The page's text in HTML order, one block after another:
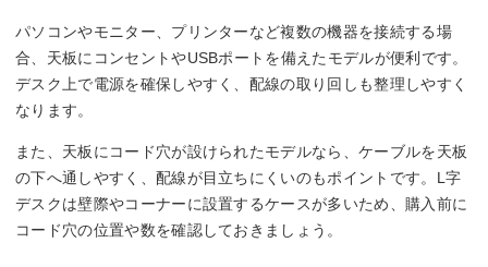
パソコンやモニター、プリンターなど複数の機器を接続する場
合、天板にコンセントやUSBポートを備えたモデルが便利です。
デスク上で電源を確保しやすく、配線の取り回しも整理しやすく
なります。
また、天板にコード穴が設けられたモデルなら、ケーブルを天板
の下へ通しやすく、配線が目立ちにくいのもポイントです。L字
デスクは壁際やコーナーに設置するケースが多いため、購入前に
コード穴の位置や数を確認しておきましょう。